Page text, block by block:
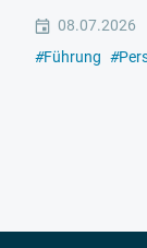
08.07.2026
#Führung #